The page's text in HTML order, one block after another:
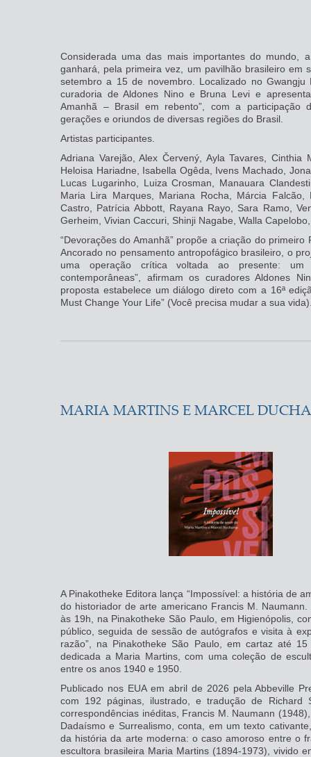
Considerada uma das mais importantes do mundo,
ganhará, pela primeira vez, um pavilhão brasileiro em
setembro a 15 de novembro. Localizado no
curadoria de Aldones Nino e Bruna Levi e
Amanhã – Brasil em rebento”, com a participação
gerações e oriundos de diversas regiões do Brasil.
Artistas participantes.
Adriana Varejão, Alex Červený, Ayla Tavares,
Heloisa Hariadne, Isabella Ogêda, Ivens Machado,
Lucas Lugarinho, Luiza Crosman, Manauara
Maria Lira Marques, Mariana Rocha, Márcia
Castro, Patrícia Abbott, Rayana Rayo, Sara Ramo,
Gerheim, Vivian Caccuri, Shinji Nagabe, Walla
“Devorações do Amanhã” propõe a criação do
Ancorado no pensamento antropofágico brasileiro, o
uma operação crítica voltada ao presente:
contemporâneas”, afirmam os curadores Aldones
proposta estabelece um diálogo direto com a 16ª
Must Change Your Life” (Você precisa mudar a sua
MARIA MARTINS E MARCEL
A Pinakotheke Editora lança “Impossível: a história de
do historiador de arte americano Francis M.
às 19h, na Pinakotheke São Paulo, em Higienópolis,
público, seguida de sessão de autógrafos e visita à
razão”, na Pinakotheke São Paulo, em cartaz até
dedicada a Maria Martins, com uma coleção de
entre os anos 1940 e 1950.
Publicado nos EUA em abril de 2026 pela Abbeville
com 192 páginas, ilustrado, e tradução de Richard
correspondências inéditas, Francis M. Naumann
Dadaísmo e Surrealismo, conta, em um texto
da história da arte moderna: o caso amoroso entre o
escultora brasileira Maria Martins (1894-1973), vivido